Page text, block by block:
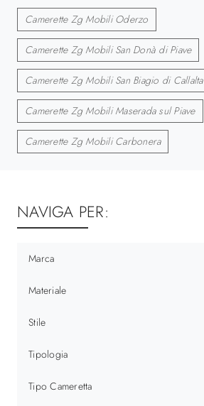
Camerette Zg Mobili Oderzo
Camerette Zg Mobili San Donà di Piave
Camerette Zg Mobili San Biagio di Callalta
Camerette Zg Mobili Maserada sul Piave
Camerette Zg Mobili Carbonera
NAVIGA PER:
Marca
Materiale
Stile
Tipologia
Tipo Cameretta